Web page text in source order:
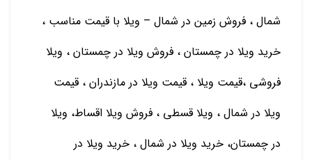
شمال ، فروش زمین در شمال – ویلا با قیمت مناسب ،
خرید ویلا در چمستان ، فروش ویلا در چمستان ، ویلا
فروشی ،قیمت ویلا ، قیمت ویلا در مازندران ، قیمت
ویلا در شمال ، ویلا قسطی ، فروش ویلا اقساط، ویلا
در چمستان، خرید ویلا در شمال ، خرید ویلا در